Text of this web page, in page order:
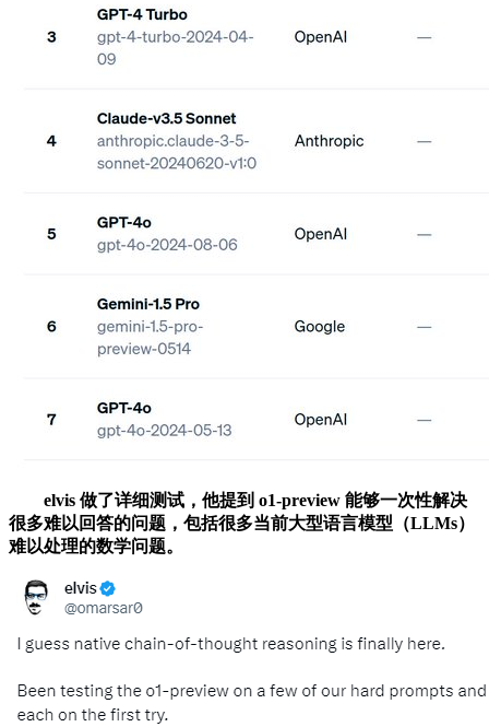
elvis 做了详细测试，他提到 o1-preview 能够一次性解决
很多难以回答的问题，包括很多当前大型语言模型（LLMs）
难以处理的数学问题。